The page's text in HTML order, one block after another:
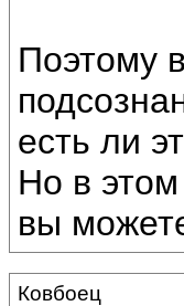
Поэтому
есть ли
Но в
вы
Ковбоец